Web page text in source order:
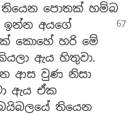
පොතක් හම්බ
අයගේ
කොහේ හරි මේ
ඇය හිතුවා.
ආස වුණ නිසා
ඇය ඒක
තියෙන